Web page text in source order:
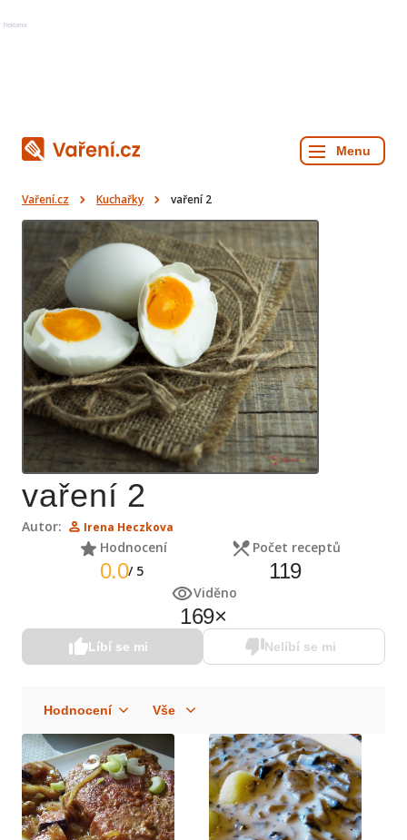
Reklama
Vaření.cz Kuchařky vaření 2
vaření 2
Autor: Irena Heczkova
Hodnocení
0.0/ 5
Počet receptů
119
Viděno
169×
Líbí se mi Nelíbí se mi